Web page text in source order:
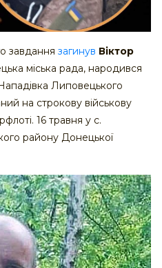
завдання загинув Віктор
міська рада, народився
Липовецького
на строкову військову
16 травня у с.
району Донецької